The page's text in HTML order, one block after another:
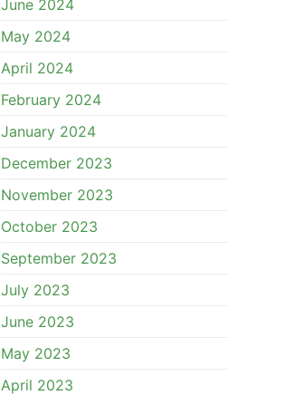
June 2024
May 2024
April 2024
February 2024
January 2024
December 2023
November 2023
October 2023
September 2023
July 2023
June 2023
May 2023
April 2023